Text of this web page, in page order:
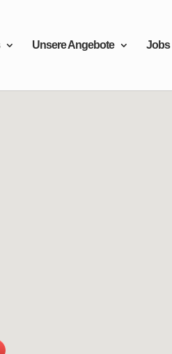
Unsere Angebote Jobs